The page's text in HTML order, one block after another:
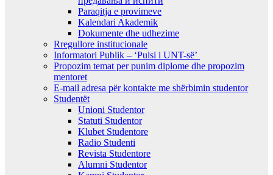
Paraqitja e provimeve
Kalendari Akademik
Dokumente dhe udhezime
Rregullore institucionale
Informatori Publik – ‘Pulsi i UNT-së’
Propozim temat per punim diplome dhe propozim
mentoret
E-mail adresa për kontakte me shërbimin studentor
Studentët
Unioni Studentor
Statuti Studentor
Klubet Studentore
Radio Studenti
Revista Studentore
Alumni Studentor